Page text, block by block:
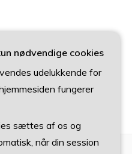
nødvendige cookies
udelukkende for
fungerer
sættes af os og
når din session